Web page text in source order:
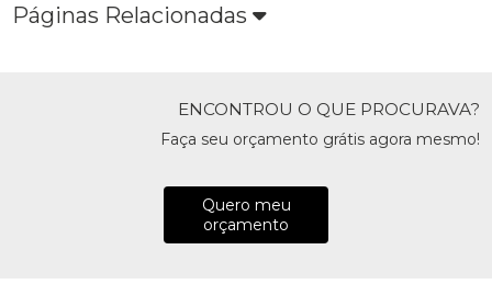
Páginas Relacionadas
ENCONTROU O QUE PROCURAVA?
Faça seu orçamento grátis agora mesmo!
Quero meu
orçamento